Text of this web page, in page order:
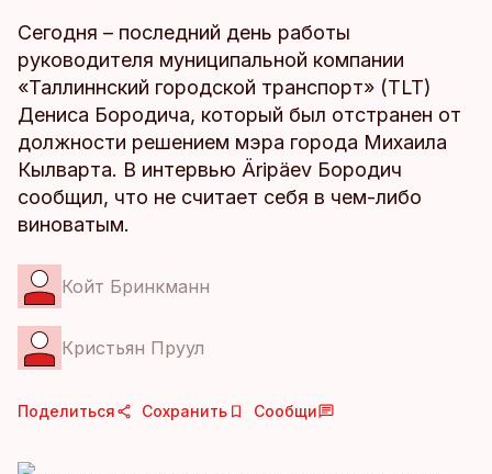
Сегодня – последний день работы
руководителя муниципальной компании
«Таллиннский городской транспорт» (TLT)
Дениса Бородича, который был отстранен от
должности решением мэра города Михаила
Кылварта. В интервью Äripäev Бородич
сообщил, что не считает себя в чем-либо
виноватым.
Койт Бринкманн
Кристьян Пруул
Поделиться Сохранить Сообщи